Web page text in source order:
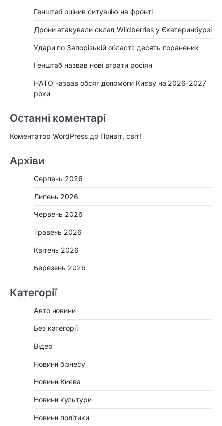
Генштаб оцінив ситуацію на фронті
Дрони атакували склад Wildberries у Єкатеринбурзі
Удари по Запорізькій області: десять поранених
Генштаб назвав нові втрати росіян
НАТО назвав обсяг допомоги Києву на 2026-2027
роки
Останні коментарі
Коментатор WordPress до Привіт, світ!
Архіви
Серпень 2026
Липень 2026
Червень 2026
Травень 2026
Квітень 2026
Березень 2026
Категорії
Авто новини
Без категорії
Відео
Новини бізнесу
Новини Києва
Новини культури
Новини політики